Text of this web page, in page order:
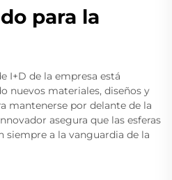
para la
I+D de la empresa está
nuevos materiales, diseños y
mantenerse por delante de la
asegura que las esferas
siempre a la vanguardia de la